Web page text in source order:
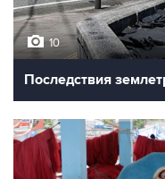
10
Последствия